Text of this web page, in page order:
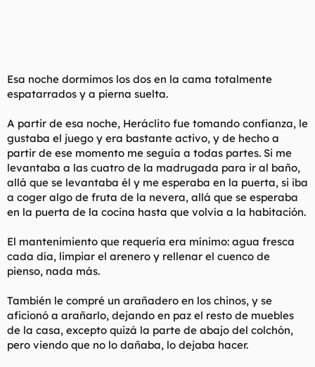
Esa noche dormimos los dos en la cama totalmente
espatarrados y a pierna suelta.
A partir de esa noche, Heráclito fue tomando confianza, le
gustaba el juego y era bastante activo, y de hecho a
partir de ese momento me seguía a todas partes. Si me
levantaba a las cuatro de la madrugada para ir al baño,
allá que se levantaba él y me esperaba en la puerta, si iba
a coger algo de fruta de la nevera, allá que se esperaba
en la puerta de la cocina hasta que volvía a la habitación.
El mantenimiento que requería era mínimo: agua fresca
cada día, limpiar el arenero y rellenar el cuenco de
pienso, nada más.
También le compré un arañadero en los chinos, y se
aficionó a arañarlo, dejando en paz el resto de muebles
de la casa, excepto quizá la parte de abajo del colchón,
pero viendo que no lo dañaba, lo dejaba hacer.